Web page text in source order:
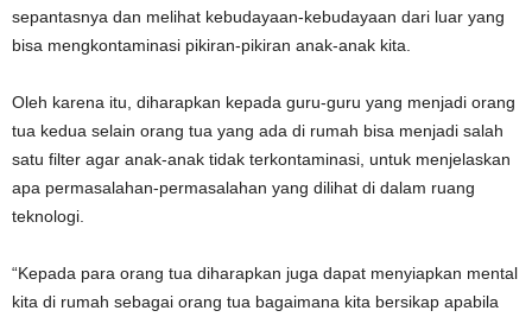
sepantasnya dan melihat kebudayaan-kebudayaan dari luar yang
bisa mengkontaminasi pikiran-pikiran anak-anak kita.
Oleh karena itu, diharapkan kepada guru-guru yang menjadi orang
tua kedua selain orang tua yang ada di rumah bisa menjadi salah
satu filter agar anak-anak tidak terkontaminasi, untuk menjelaskan
apa permasalahan-permasalahan yang dilihat di dalam ruang
teknologi.
“Kepada para orang tua diharapkan juga dapat menyiapkan mental
kita di rumah sebagai orang tua bagaimana kita bersikap apabila